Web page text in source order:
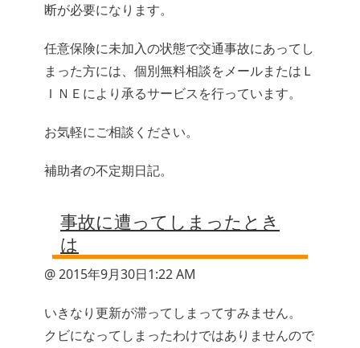
断が必要になります。
任意保険に未加入の状態で交通事故にあってし
まった方には、個別無料相談をメールまたはＬ
ＩＮＥにより承るサービスを行っています。
お気軽にご相談ください。
補助者の不定期日記。
事故に遭ってしまったとき
は
@ 2015年9月30日1:22 AM
いきなり更新が滞ってしまってすみません。
クビになってしまったわけではありませんので